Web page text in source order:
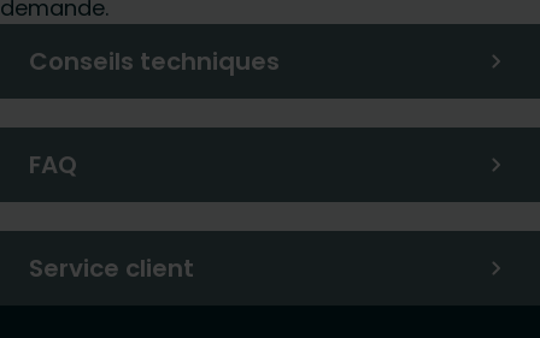
demande.
Conseils techniques
FAQ
Service client